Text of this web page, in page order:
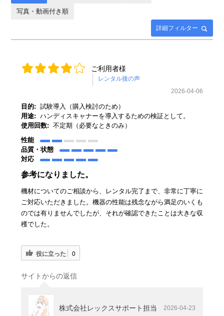
詳細フィルター
写真・動画付き順
ご利用者様
2026-04-06
目的: 試験導入（購入検討のため）
用途: ハンディスキャナーを導入するための検証として。
使用回数: 不定期（必要なときのみ）
性能
品質・状態
対応
参考になりました。
機材についてのご相談から、レンタル完了まで、非常に丁寧に
ご対応いただきました。機器の性能は残念ながら満足のいくも
のでは有りませんでしたが、それが確認できたことは大きな収
穫でした。
役に立った 0
サイトからの返信
株式会社レックスサポート担当 2026-04-23